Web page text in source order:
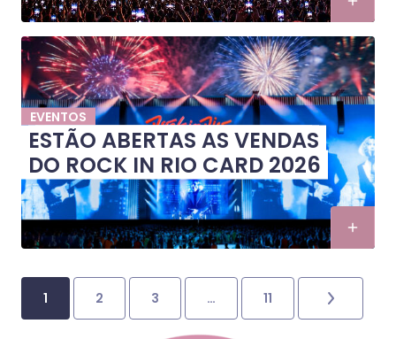
EVENTOS
ESTÃO ABERTAS AS VENDAS
DO ROCK IN RIO CARD 2026
1 2 3 … 11